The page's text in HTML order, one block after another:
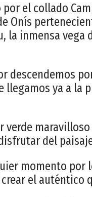
el collado
Onís
la inmensa vega
descendemos
llegamos ya a la
verde
del
momento por
el auténtico